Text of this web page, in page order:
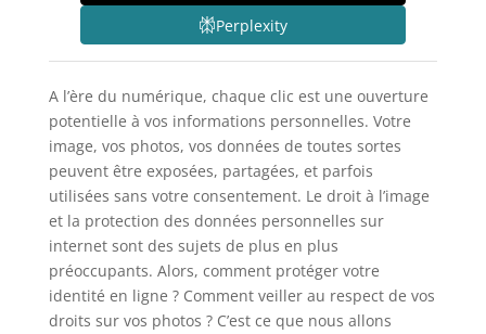
Perplexity
A l’ère du numérique, chaque clic est une ouverture
potentielle à vos informations personnelles. Votre
image, vos photos, vos données de toutes sortes
peuvent être exposées, partagées, et parfois
utilisées sans votre consentement. Le droit à l’image
et la protection des données personnelles sur
internet sont des sujets de plus en plus
préoccupants. Alors, comment protéger votre
identité en ligne ? Comment veiller au respect de vos
droits sur vos photos ? C’est ce que nous allons